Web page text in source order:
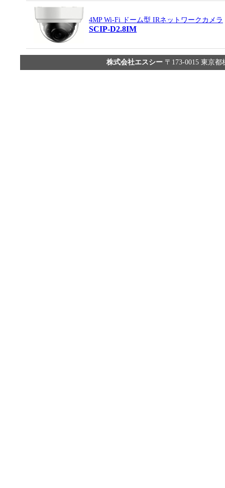
4MP Wi-Fi ドーム型 IRネットワークカメラ
SCIP-D2.8IM
株式会社エスシー 〒173-0015 東京都